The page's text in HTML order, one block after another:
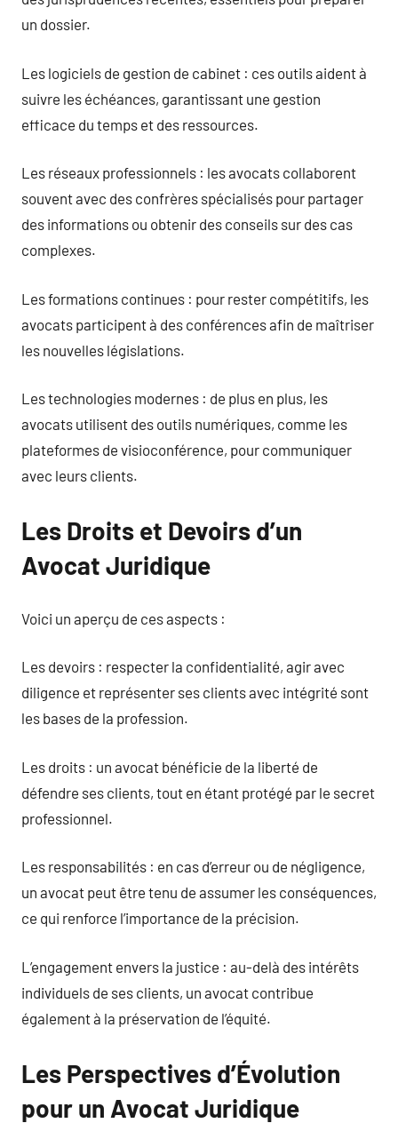
un dossier.
Les logiciels de gestion de cabinet : ces outils aident à
suivre les échéances, garantissant une gestion
efficace du temps et des ressources.
Les réseaux professionnels : les avocats collaborent
souvent avec des confrères spécialisés pour partager
des informations ou obtenir des conseils sur des cas
complexes.
Les formations continues : pour rester compétitifs, les
avocats participent à des conférences afin de maîtriser
les nouvelles législations.
Les technologies modernes : de plus en plus, les
avocats utilisent des outils numériques, comme les
plateformes de visioconférence, pour communiquer
avec leurs clients.
Les Droits et Devoirs d’un
Avocat Juridique
Voici un aperçu de ces aspects :
Les devoirs : respecter la confidentialité, agir avec
diligence et représenter ses clients avec intégrité sont
les bases de la profession.
Les droits : un avocat bénéficie de la liberté de
défendre ses clients, tout en étant protégé par le secret
professionnel.
Les responsabilités : en cas d’erreur ou de négligence,
un avocat peut être tenu de assumer les conséquences,
ce qui renforce l’importance de la précision.
L’engagement envers la justice : au-delà des intérêts
individuels de ses clients, un avocat contribue
également à la préservation de l’équité.
Les Perspectives d’Évolution
pour un Avocat Juridique